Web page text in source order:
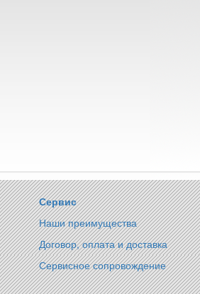
Сервис
Наши преимущества
Договор, оплата и доставка
Сервисное сопровождение